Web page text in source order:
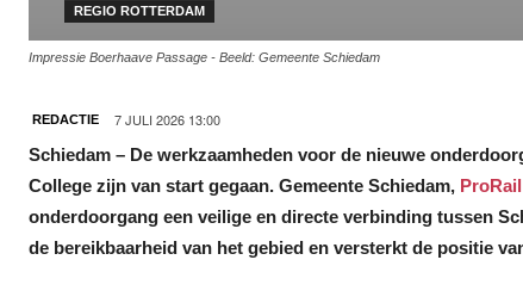
REGIO ROTTERDAM
Impressie Boerhaave Passage - Beeld: Gemeente Schiedam
REDACTIE 7 JULI 2026 13:00
Schiedam – De werkzaamheden voor de nieuwe
College zijn van start gegaan. Gemeente Schiedam, ProRail
onderdoorgang een veilige en directe verbinding tussen
de bereikbaarheid van het gebied en versterkt de positie